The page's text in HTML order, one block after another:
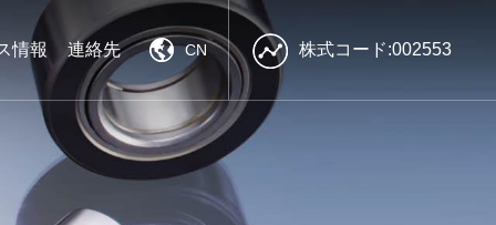
情報 連絡先 CN 株式コード:002553